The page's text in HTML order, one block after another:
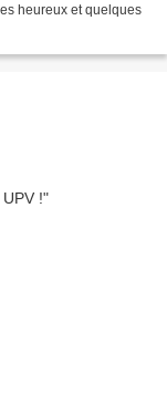
heureux et quelques